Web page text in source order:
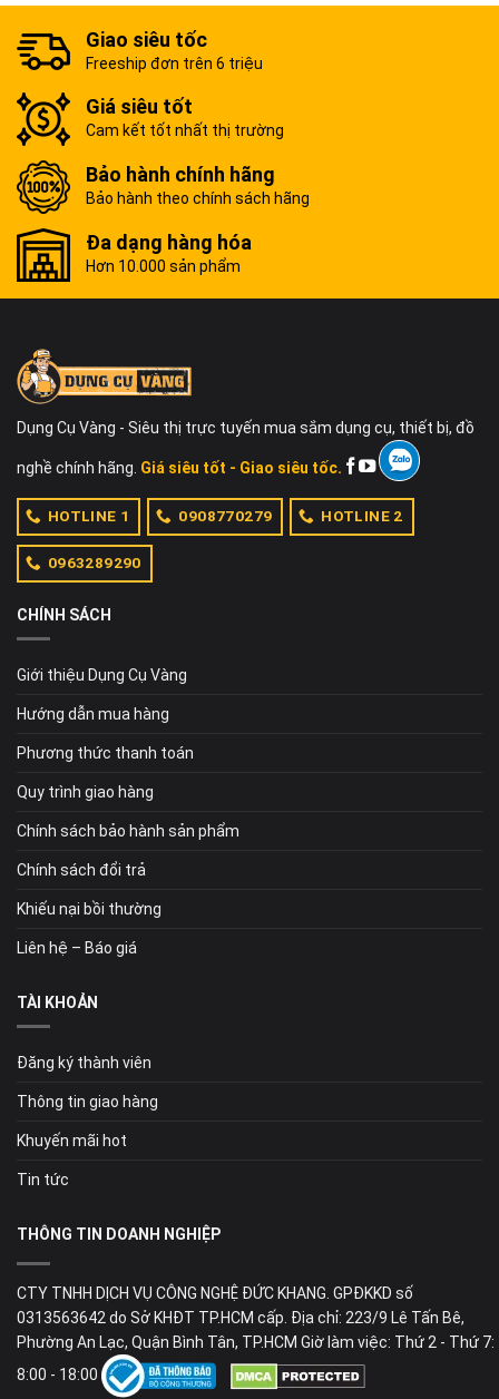
Giao siêu tốc
Freeship đơn trên 6 triệu
Giá siêu tốt
Cam kết tốt nhất thị trường
Bảo hành chính hãng
Bảo hành theo chính sách hãng
Đa dạng hàng hóa
Hơn 10.000 sản phẩm
Dụng Cụ Vàng - Siêu thị trực tuyến mua sắm dụng cụ, thiết bị, đồ
nghề chính hãng. Giá siêu tốt - Giao siêu tốc.
HOTLINE 1 0908770279 HOTLINE 2
0963289290
CHÍNH SÁCH
Giới thiệu Dụng Cụ Vàng
Hướng dẫn mua hàng
Phương thức thanh toán
Quy trình giao hàng
Chính sách bảo hành sản phẩm
Chính sách đổi trả
Khiếu nại bồi thường
Liên hệ – Báo giá
TÀI KHOẢN
Đăng ký thành viên
Thông tin giao hàng
Khuyến mãi hot
Tin tức
THÔNG TIN DOANH NGHIỆP
CTY TNHH DỊCH VỤ CÔNG NGHỆ ĐỨC KHANG. GPĐKKD số
0313563642 do Sở KHĐT TP.HCM cấp. Địa chỉ: 223/9 Lê Tấn Bê,
Phường An Lạc, Quận Bình Tân, TP.HCM Giờ làm việc: Thứ 2 - Thứ 7:
8:00 - 18:00